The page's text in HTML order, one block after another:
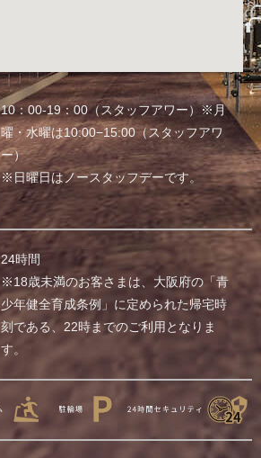
10：00-19：00（スタッフアワー）※月
曜・水曜は10:00−15:00（スタッフアワ
ー）
※日曜日はノースタッフデーです。
24時間
※18歳未満のお客さまは、大阪府の「青
少年健全育成条例」に定められた帰宅時
刻である、22時までのご利用となりま
す。